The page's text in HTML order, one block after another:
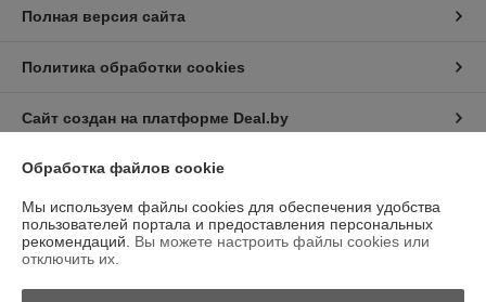
Полная версия сайта
Политика обработки cookies
Сайт создан на платформе Deal.by
Юридическое лицо:Общество с ограниченной ответственностью
“Трейдхаб”
РБ, 223056, г.Минская обл., Минский р-н, аг.Сеница, Сеницкий с/с,
д.11А, пом.4
Обработка файлов cookie
Мы используем файлы cookies для обеспечения удобства
пользователей портала и предоставления персональных
рекомендаций. Вы можете настроить файлы cookies или
отключить их.